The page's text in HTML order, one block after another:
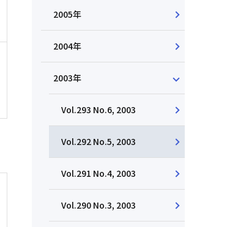
2005年
2004年
2003年
Vol.293 No.6, 2003
Vol.292 No.5, 2003
Vol.291 No.4, 2003
Vol.290 No.3, 2003